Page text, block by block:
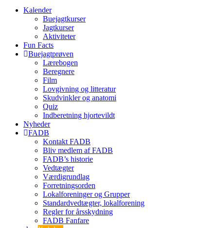
Kalender
Buejagtkurser
Jagtkurser
Aktiviteter
Fun Facts
Buejagtprøven
Lærebogen
Beregnere
Film
Lovgivning og litteratur
Skudvinkler og anatomi
Quiz
Indberetning hjortevildt
Nyheder
FADB
Kontakt FADB
Bliv medlem af FADB
FADB’s historie
Vedtægter
Værdigrundlag
Forretningsorden
Lokalforeninger og Grupper
Standardvedtægter, lokalforening
Regler for årsskydning
FADB Fanfare